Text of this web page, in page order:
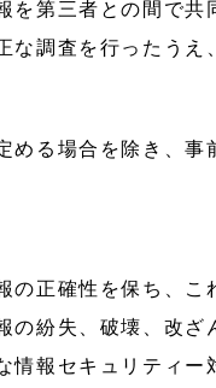
を第三者との間で
な調査を行ったうえ
める場合を除き、
の正確性を保ち、こ
の紛失、破壊、改
報セキュリティー